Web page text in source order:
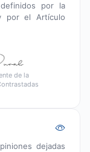
por la
por el Artículo
de la
dejadas